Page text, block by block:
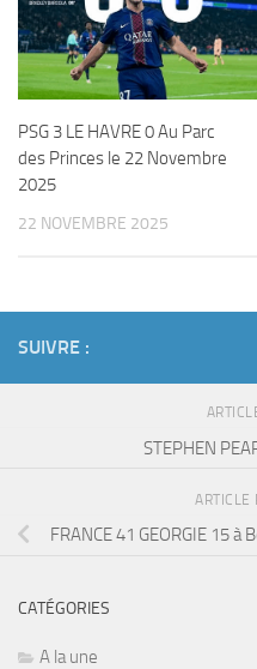
PSG 3 LE HAVRE 0 Au Parc
des Princes le 22 Novembre
2025
22 NOVEMBRE 2025
SUIVRE :
STEPHEN
ARTICLE
FRANCE 41 GEORGIE 15
CATÉGORIES
A la une